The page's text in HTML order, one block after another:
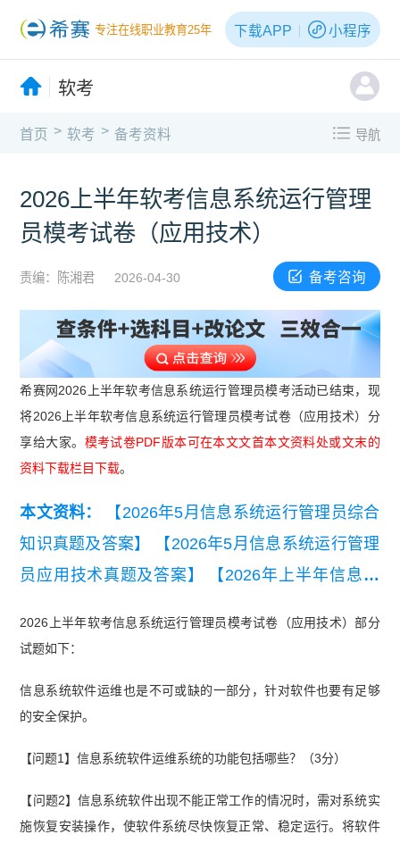
专注在线职业教育25年 下载APP 小程序
软考
首页 > 软考 > 备考资料 导航
2026上半年软考信息系统运行管理
员模考试卷（应用技术）
责编：陈湘君 2026-04-30 备考咨询
希赛网2026上半年软考信息系统运行管理员模考活动已结束，现
将2026上半年软考信息系统运行管理员模考试卷（应用技术）分
享给大家。 模考试卷PDF版本可在本文文首本文资料处或文末的
资料下载栏目下载。
本文资料：
【2026年5月信息系统运行管理员综合
知识真题及答案】
【2026年5月信息系统运行管理
员应用技术真题及答案】
【2026年上半年信息系
上半年信息系统运行管理员知识点集锦】
年信息系统运行管理员案例简答合集】 【2026年
0-2021年软考信息系统运行管理员真题汇总】
2026上半年软考信息系统运行管理员模考试卷（应用技术）部分
试题如下：
信息系统软件运维也是不可或缺的一部分，针对软件也要有足够
的安全保护。
【问题1】信息系统软件运维系统的功能包括哪些？（3分）
【问题2】信息系统软件出现不能正常工作的情况时，需对系统实
施恢复安装操作，使软件系统尽快恢复正常、稳定运行。将软件